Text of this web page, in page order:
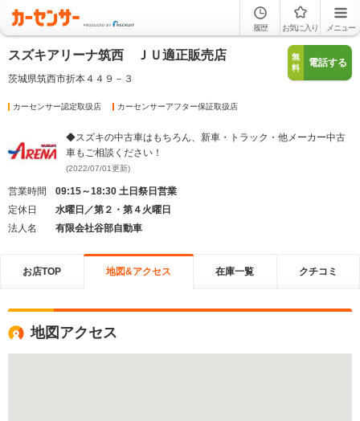
履歴 お気に入り メニュー
スズキアリーナ筑西 ＪＵ適正販売店
茨城県筑西市折本４４９－３
無
料
電話する
カーセンサー認定取扱店 カーセンサーアフター保証取扱店
◆スズキの中古車はもちろん、新車・トラック・他メーカー中古
車もご相談ください！
(2022/07/01更新)
営業時間
09:15～18:30 土日祭日営業
定休日
水曜日／第２・第４火曜日
法人名
有限会社谷部自動車
お店TOP 地図&アクセス 在庫一覧 クチコミ
地図アクセス